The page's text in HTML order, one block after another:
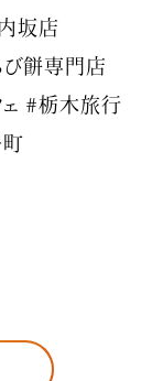
坂店
び餅専門店
#栃木旅行